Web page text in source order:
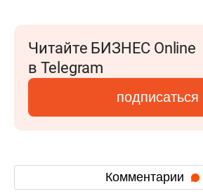
Читайте БИЗНЕС Online
в Telegram
подписаться
Комментарии